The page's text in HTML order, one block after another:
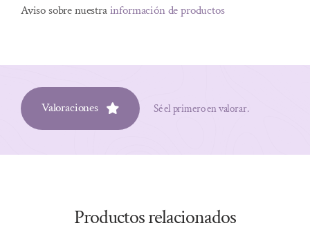
Aviso sobre nuestrainformación de productos
Valoraciones Sé el primero en valorar.
Productos relacionados